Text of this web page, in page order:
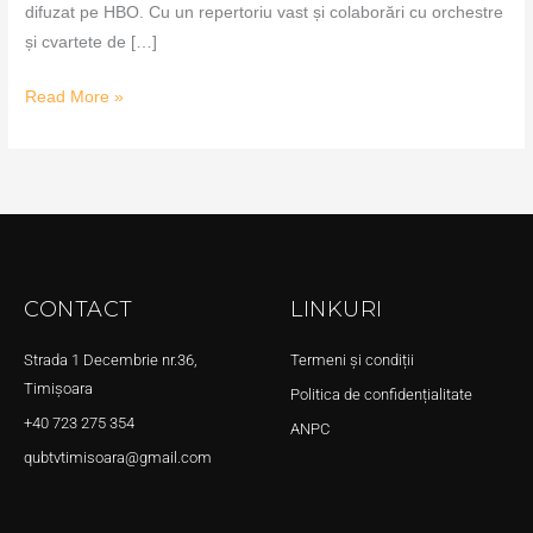
difuzat pe HBO. Cu un repertoriu vast și colaborări cu orchestre
și cvartete de […]
Read More »
CONTACT
Strada 1 Decembrie nr.36,
Timișoara
+40 723 275 354
qubtvtimisoara@gmail.com
LINKURI
Termeni și condiții
Politica de confidențialitate
ANPC